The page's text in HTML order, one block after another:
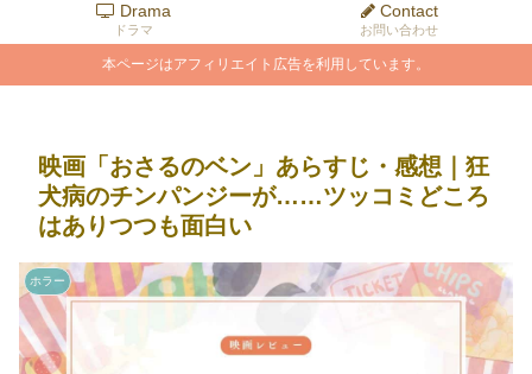
Drama
ドラマ
Contact
お問い合わせ
本ページはアフィリエイト広告を利用しています。
映画「おさるのベン」あらすじ・感想｜狂
犬病のチンパンジーが……ツッコミどころ
はありつつも面白い
ホラー